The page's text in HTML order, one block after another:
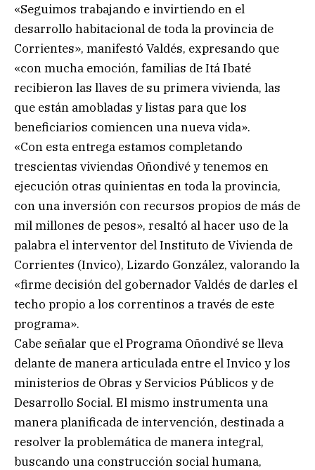
«Seguimos trabajando e invirtiendo en el
desarrollo habitacional de toda la provincia de
Corrientes», manifestó Valdés, expresando que
«con mucha emoción, familias de Itá Ibaté
recibieron las llaves de su primera vivienda, las
que están amobladas y listas para que los
beneficiarios comiencen una nueva vida».
«Con esta entrega estamos completando
trescientas viviendas Oñondivé y tenemos en
ejecución otras quinientas en toda la provincia,
con una inversión con recursos propios de más de
mil millones de pesos», resaltó al hacer uso de la
palabra el interventor del Instituto de Vivienda de
Corrientes (Invico), Lizardo González, valorando la
«firme decisión del gobernador Valdés de darles el
techo propio a los correntinos a través de este
programa».
Cabe señalar que el Programa Oñondivé se lleva
delante de manera articulada entre el Invico y los
ministerios de Obras y Servicios Públicos y de
Desarrollo Social. El mismo instrumenta una
manera planificada de intervención, destinada a
resolver la problemática de manera integral,
buscando una construcción social humana,